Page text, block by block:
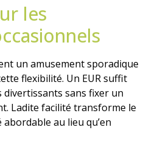
les
un amusement sporadique
flexibilité. Un EUR suffit
sans fixer un
Ladite facilité transforme le
au lieu qu’en